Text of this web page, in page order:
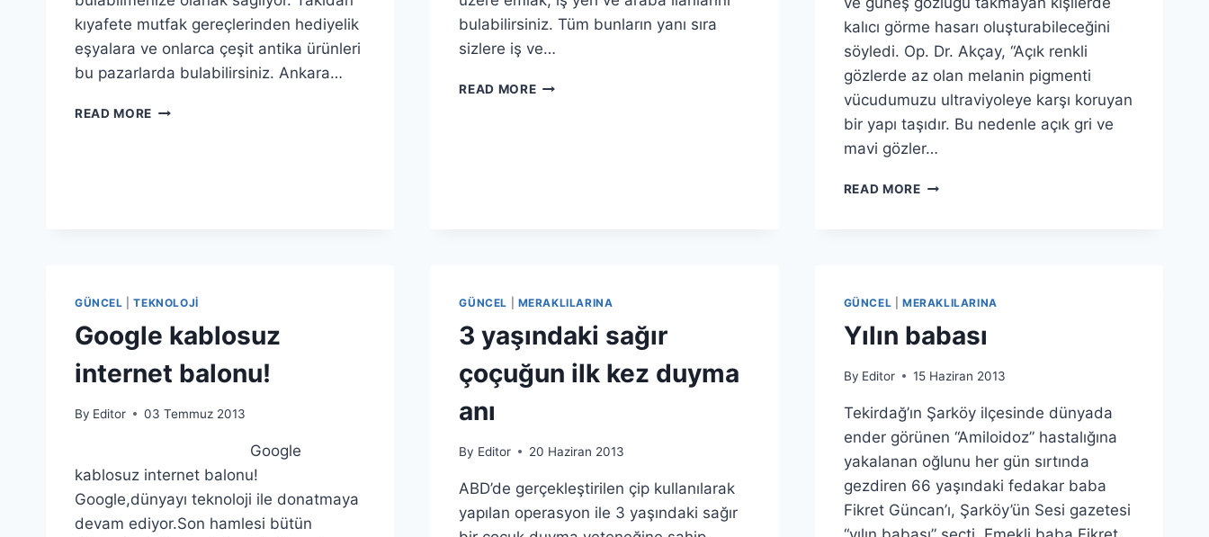
kıyafete mutfak gereçlerinden hediyelik
eşyalara ve onlarca çeşit antika ürünleri
bu pazarlarda bulabilirsiniz. Ankara…
READ MORE ANKARA
bulabilirsiniz. Tüm bunların yanı sıra
sizlere iş ve…
READ MOREPOSTAYA
kalıcı görme hasarı oluşturabileceğini
söyledi. Op. Dr. Akçay, “Açık renkli
gözlerde az olan melanin pigmenti
vücudumuzu ultraviyoleye karşı koruyan
bir yapı taşıdır. Bu nedenle açık gri ve
mavi gözler…
READ MOREGÜNEŞ
ETKILIYOR
GÜNCEL |TEKNOLOJI
Google kablosuz
internet balonu!
By Editor 03 Temmuz 2013
Google
kablosuz internet balonu!
Google,dünyayı teknoloji ile donatmaya
devam ediyor.Son hamlesi bütün
GÜNCEL MERAKLILARINA
3 yaşındaki sağır
çoçuğun ilk kez duyma
anı
By Editor 20 Haziran 2013
ABD’de gerçekleştirilen çip kullanılarak
yapılan operasyon ile 3 yaşındaki sağır
GÜNCEL |MERAKLILARINA
Yılın babası
By Editor 15 Haziran 2013
Tekirdağ’ın Şarköy ilçesinde dünyada
ender görünen “Amiloidoz” hastalığına
yakalanan oğlunu her gün sırtında
gezdiren 66 yaşındaki fedakar baba
Fikret Güncan’ı, Şarköy’ün Sesi gazetesi